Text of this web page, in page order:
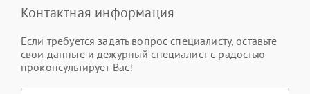
Контактная информация
Если требуется задать вопрос специалисту, оставьте
свои данные и дежурный специалист с радостью
проконсультирует Вас!